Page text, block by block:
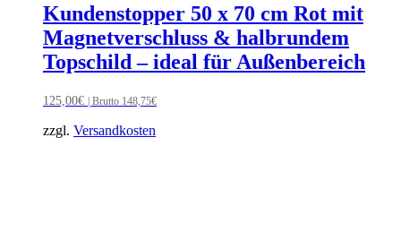
Kundenstopper 50 x 70 cm Rot mit
Magnetverschluss & halbrundem
Topschild – ideal für Außenbereich
125,00€ | Brutto 148,75€
zzgl. Versandkosten